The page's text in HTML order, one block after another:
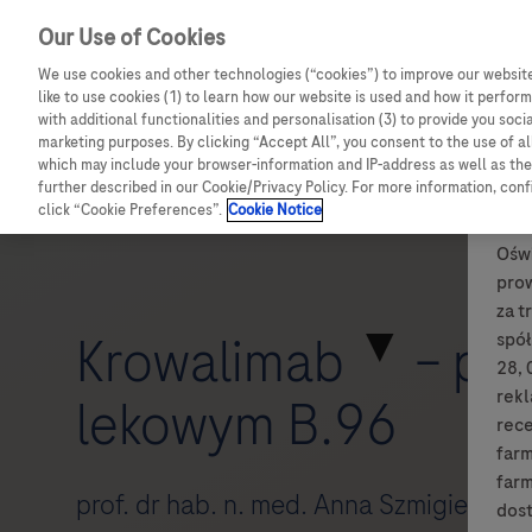
za
28,
Krowalimab ▼ –
lekowym B.96
prof. dr hab. n. med. Anna Szmigielska-
Our Use of Cookies
We use cookies and other technologies (“cookies”) to improve our
like to use cookies (1) to learn how our website is used and how it
with additional functionalities and personalisation (3) to provide you
marketing purposes. By clicking “Accept All”, you consent to the use of
which may include your browser-information and IP-address as well as
further described in our Cookie/Privacy Policy. For more information,
click “Cookie Preferences”. Cookie Notice